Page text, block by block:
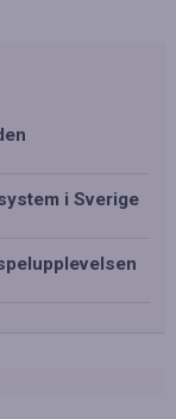
i Sverige